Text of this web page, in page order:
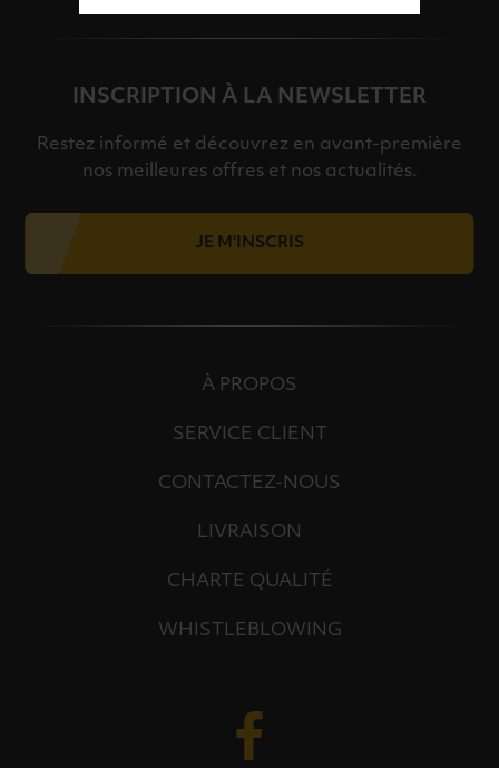
INSCRIPTION À LA NEWSLETTER
Restez informé et découvrez en avant-première
nos meilleures offres et nos actualités.
JE M'INSCRIS
À PROPOS
SERVICE CLIENT
CONTACTEZ-NOUS
LIVRAISON
CHARTE QUALITÉ
WHISTLEBLOWING